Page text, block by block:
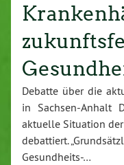
Debatte über die
in Sachsen-Anhalt
aktuelle Situation
debattiert.
Gesundheits-…